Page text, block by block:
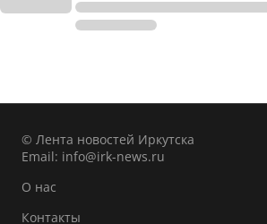
© Лента новостей Иркутска
Email: info@irk-news.ru
О нас
Контакты